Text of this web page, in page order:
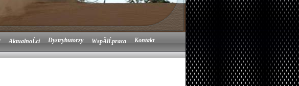
Kontakt
WspĂłĹpraca
Dystrybutorzy
AktualnoĹci